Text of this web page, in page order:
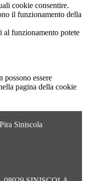
cookie consentire.
il funzionamento della
al funzionamento potete
possono essere
pagina della cookie
Siniscola